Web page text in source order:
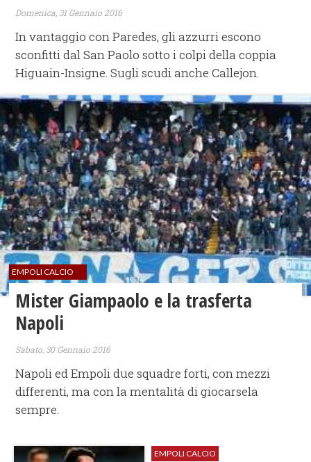
Domenica, 31 Gennaio 2016
In vantaggio con Paredes, gli azzurri escono
sconfitti dal San Paolo sotto i colpi della coppia
Higuain-Insigne. Sugli scudi anche Callejon.
EMPOLI CALCIO
Mister Giampaolo e la trasferta
Napoli
Sabato, 30 Gennaio 2016
Napoli ed Empoli due squadre forti, con mezzi
differenti, ma con la mentalità di giocarsela
sempre.
EMPOLI CALCIO